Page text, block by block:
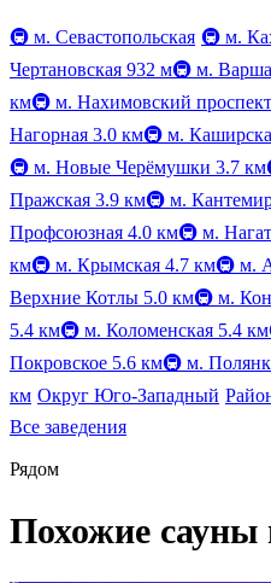
🚇 м. Севастопольская 🚇 м.
Чертановская 932 м🚇 м.
км🚇 м. Нахимовский проспект
Нагорная 3.0 км🚇 м.
🚇 м. Новые Черёмушки 3.7 км
Пражская 3.9 км🚇 м.
Профсоюзная 4.0 км🚇 м.
км🚇 м. Крымская 4.7 км🚇 м.
Верхние Котлы 5.0 км🚇 м.
5.4 км🚇 м. Коломенская 5.4 км
Покровское 5.6 км🚇 м.
км Округ Юго-Западный
Все заведения
Рядом
Похожие сауны